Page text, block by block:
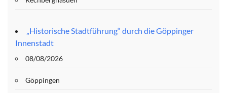
„Historische Stadtführung“ durch die Göppinger
Innenstadt
08/08/2026
Göppingen